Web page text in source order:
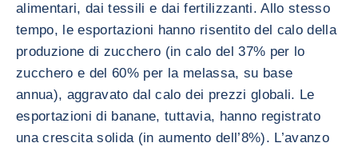
alimentari, dai tessili e dai fertilizzanti. Allo stesso
tempo, le esportazioni hanno risentito del calo della
produzione di zucchero (in calo del 37% per lo
zucchero e del 60% per la melassa, su base
annua), aggravato dal calo dei prezzi globali. Le
esportazioni di banane, tuttavia, hanno registrato
una crescita solida (in aumento dell’8%). L’avanzo